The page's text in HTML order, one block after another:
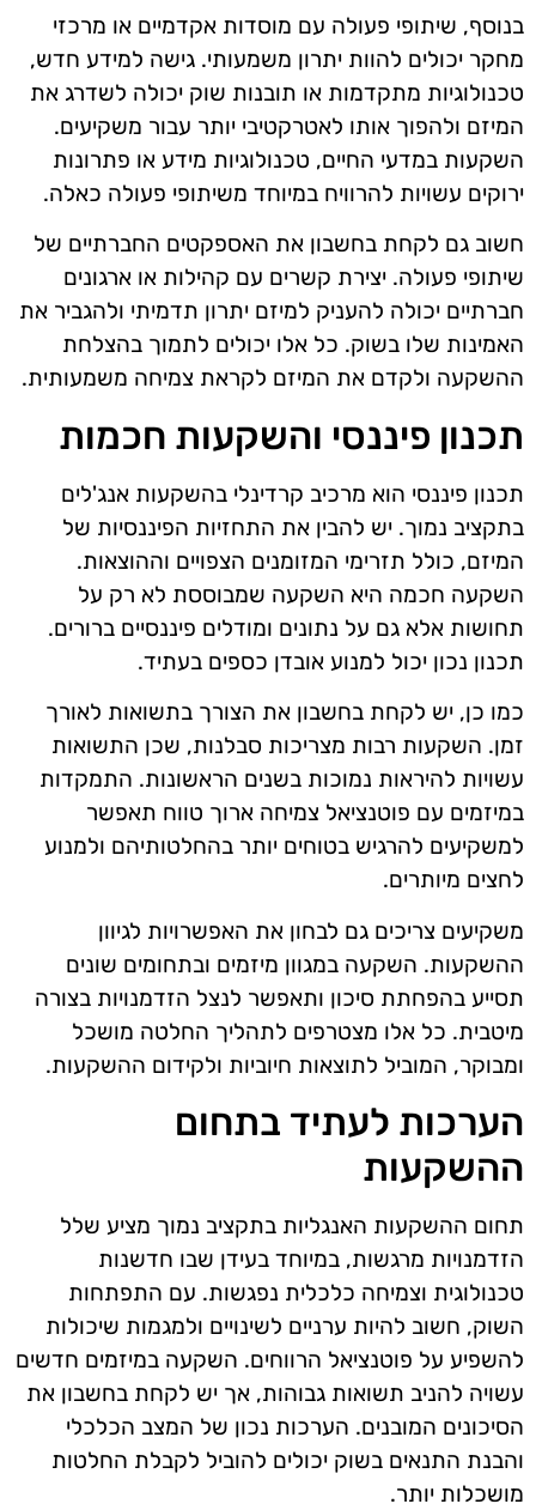
בנוסף, שיתופי פעולה עם מוסדות אקדמיים או מרכזי
מחקר יכולים להוות יתרון משמעותי. גישה למידע חדש,
טכנולוגיות מתקדמות או תובנות שוק יכולה לשדרג את
המיזם ולהפוך אותו לאטרקטיבי יותר עבור משקיעים.
השקעות במדעי החיים, טכנולוגיות מידע או פתרונות
ירוקים עשויות להרוויח במיוחד משיתופי פעולה כאלה.
חשוב גם לקחת בחשבון את האספקטים החברתיים של
שיתופי פעולה. יצירת קשרים עם קהילות או ארגונים
חברתיים יכולה להעניק למיזם יתרון תדמיתי ולהגביר את
האמינות שלו בשוק. כל אלו יכולים לתמוך בהצלחת
ההשקעה ולקדם את המיזם לקראת צמיחה משמעותית.
תכנון פיננסי והשקעות חכמות
תכנון פיננסי הוא מרכיב קרדינלי בהשקעות אנג'לים
בתקציב נמוך. יש להבין את התחזיות הפיננסיות של
המיזם, כולל תזרימי המזומנים הצפויים וההוצאות.
השקעה חכמה היא השקעה שמבוססת לא רק על
תחושות אלא גם על נתונים ומודלים פיננסיים ברורים.
תכנון נכון יכול למנוע אובדן כספים בעתיד.
כמו כן, יש לקחת בחשבון את הצורך בתשואות לאורך
זמן. השקעות רבות מצריכות סבלנות, שכן התשואות
עשויות להיראות נמוכות בשנים הראשונות. התמקדות
במיזמים עם פוטנציאל צמיחה ארוך טווח תאפשר
למשקיעים להרגיש בטוחים יותר בהחלטותיהם ולמנוע
לחצים מיותרים.
משקיעים צריכים גם לבחון את האפשרויות לגיוון
ההשקעות. השקעה במגוון מיזמים ובתחומים שונים
תסייע בהפחתת סיכון ותאפשר לנצל הזדמנויות בצורה
מיטבית. כל אלו מצטרפים לתהליך החלטה מושכל
ומבוקר, המוביל לתוצאות חיוביות ולקידום ההשקעות.
הערכות לעתיד בתחום
ההשקעות
תחום ההשקעות האנגליות בתקציב נמוך מציע שלל
הזדמנויות מרגשות, במיוחד בעידן שבו חדשנות
טכנולוגית וצמיחה כלכלית נפגשות. עם התפתחות
השוק, חשוב להיות ערניים לשינויים ולמגמות שיכולות
להשפיע על פוטנציאל הרווחים. השקעה במיזמים חדשים
עשויה להניב תשואות גבוהות, אך יש לקחת בחשבון את
הסיכונים המובנים. הערכות נכון של המצב הכלכלי
והבנת התנאים בשוק יכולים להוביל לקבלת החלטות
מושכלות יותר.